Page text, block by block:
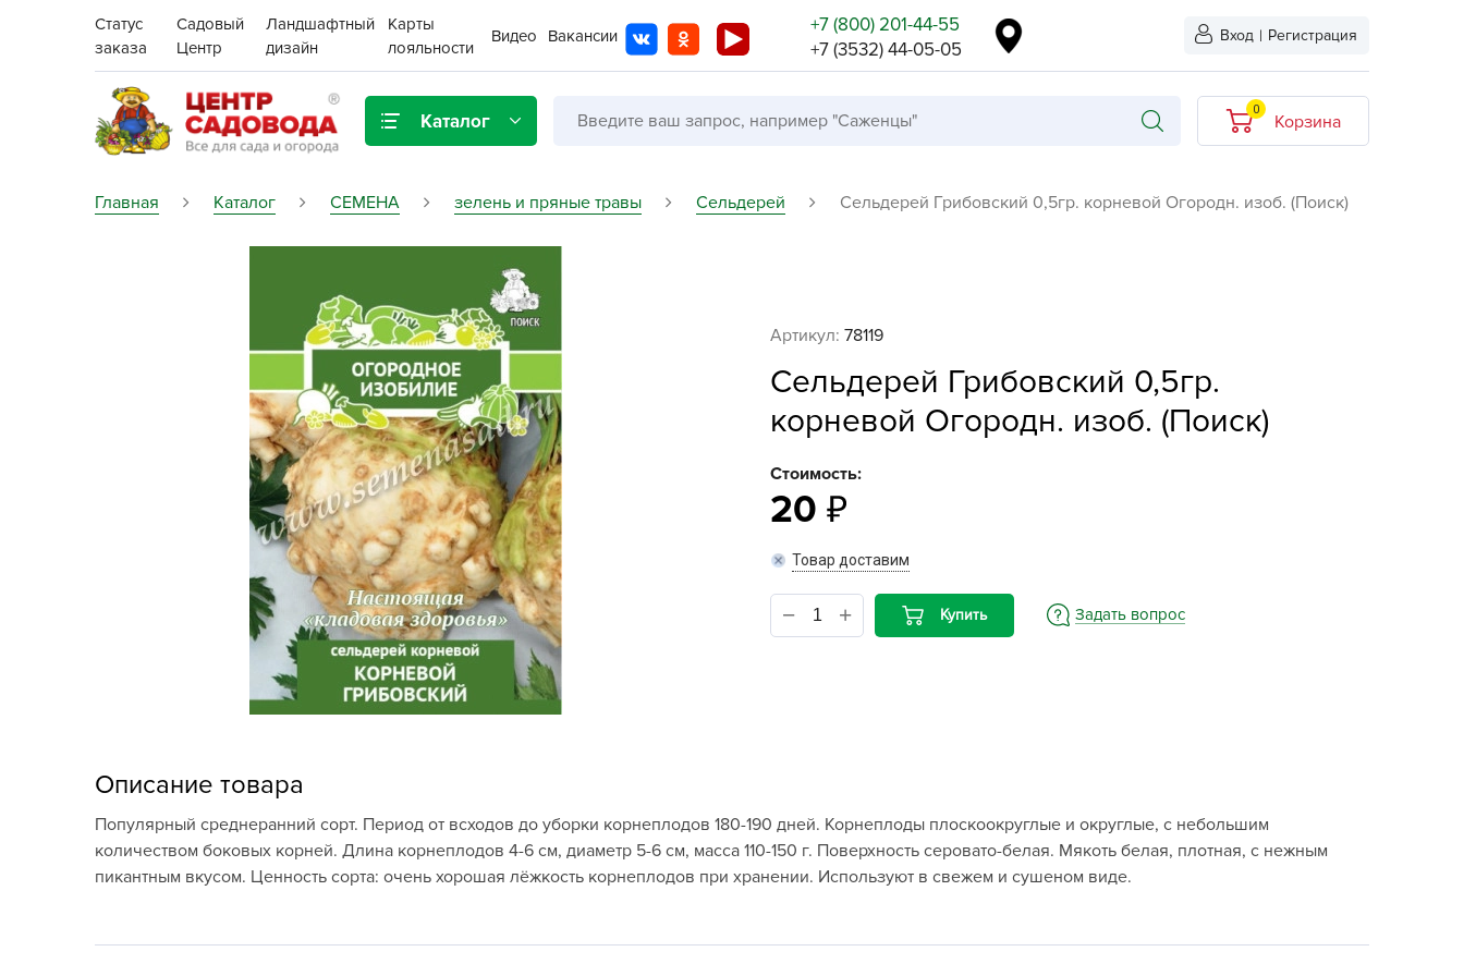
Статус
заказа
Садовый
Центр
Ландшафтный
дизайн
Карты
лояльности
Видео Вакансии
+7 (800) 201-44-55
+7 (3532) 44-05-05
Вход | Регистрация
Каталог
Газонная трава
Грунты, дренаж, мульча
Ёмкости для рассады и
Картофель семенной
Комнатные горшечные
Лук-севок, чеснок
многолетники Весна
Новогодняя продукция
Отдых в саду, пикник
Подарочные карты
Цена:
Поиск Бренды
ALT
Aquapulse
Bona Forte
Dacha Group
Grass
Green Boom
Grinda
0
Корзина
товаров
Главная Каталог СЕМЕНА зелень и пряные травы Сельдерей Сельдерей Грибовский 0,5гр. корневой Огородн. изоб. (Поиск)
Артикул: 78119
Сельдерей Грибовский 0,5гр.
корневой Огородн. изоб. (Поиск)
Стоимость:
20
Товар доставим
Купить Задать вопрос
Описание товара
Популярный среднеранний сорт. Период от всходов до уборки корнеплодов 180-190 дней. Корнеплоды плоскоокруглые и округлые, с небольшим
количеством боковых корней. Длина корнеплодов 4-6 см, диаметр 5-6 см, масса 110-150 г. Поверхность серовато-белая. Мякоть белая, плотная, с нежным
пикантным вкусом. Ценность сорта: очень хорошая лёжкость корнеплодов при хранении. Используют в свежем и сушеном виде.